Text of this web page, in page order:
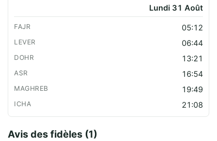
Lundi 31 Août
05:12
06:44
13:21
16:54
19:49
21:08
Avis des fidèles (1)